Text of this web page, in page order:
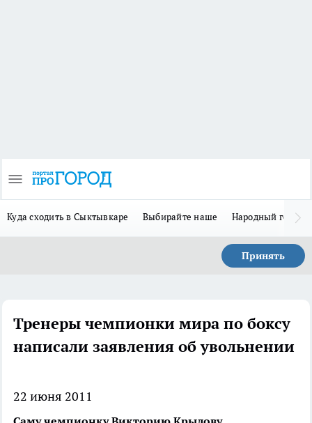
Куда сходить в Сыктывкаре Выбирайте наше Народный герой
Принять
Тренеры чемпионки мира по боксу
написали заявления об увольнении
22 июня 2011